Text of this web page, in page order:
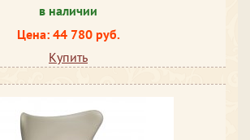
в наличии
Цена: 44 780 руб.
Купить